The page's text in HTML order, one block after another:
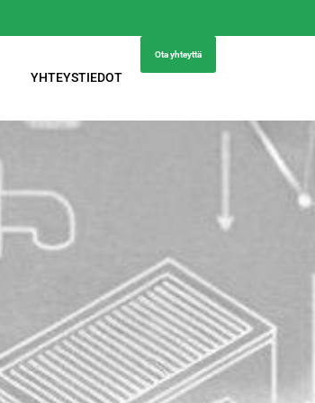
YHTEYSTIEDOT
Ota yhteyttä